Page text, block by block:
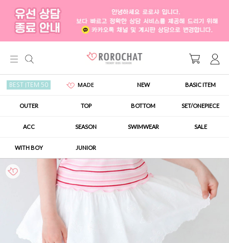
BEST ITEM 50 MADE NEW BASIC ITEM
OUTER TOP BOTTOM SET/ONEPIECE
ACC SEASON SWIMWEAR SALE
WITH BOY JUNIOR